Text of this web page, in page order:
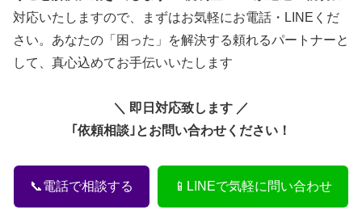
対応いたしますので、まずはお気軽にお電話・LINEくだ
さい。あなたの「困った」を解決する頼れるパートナーと
して、真心込めてお手伝いいたします
＼ 即日対応致します ／
｢依頼相談｣とお問い合わせください！
📞電話で相談する 📱LINEで気軽に問い合わせ